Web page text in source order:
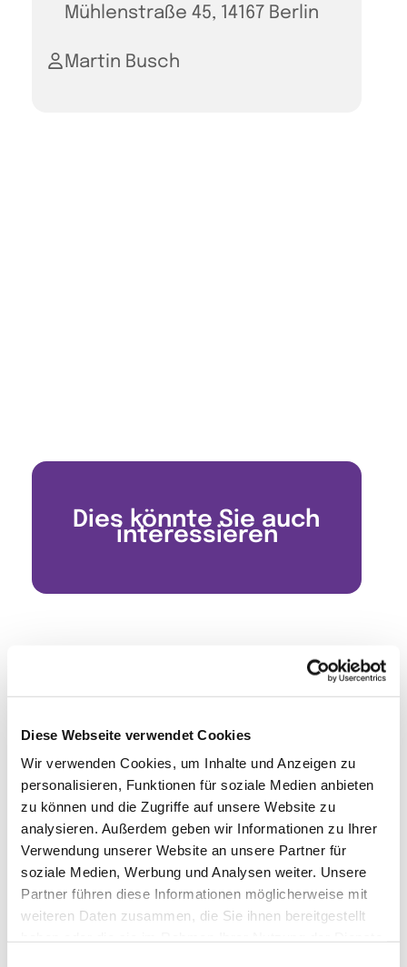
Diese Webseite verwendet Cookies
Wir verwenden Cookies, um Inhalte und Anzeigen zu
personalisieren, Funktionen für soziale Medien anbieten
zu können und die Zugriffe auf unsere Website zu
analysieren. Außerdem geben wir Informationen zu Ihrer
Verwendung unserer Website an unsere Partner für
soziale Medien, Werbung und Analysen weiter. Unsere
Partner führen diese Informationen möglicherweise mit
weiteren Daten zusammen, die Sie ihnen bereitgestellt
Mühlenstraße 45, 14167 Berlin
Martin Busch
Dies könnte Sie auch
interessieren